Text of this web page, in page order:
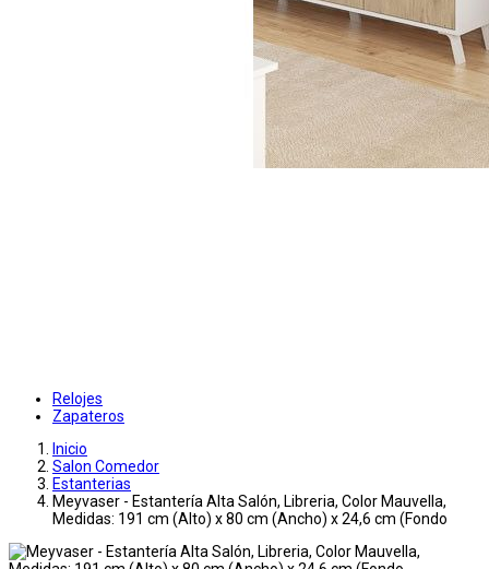
Relojes
Zapateros
Inicio
Salon Comedor
Estanterias
Meyvaser - Estantería Alta Salón, Libreria, Color Mauvella,
Medidas: 191 cm (Alto) x 80 cm (Ancho) x 24,6 cm (Fondo